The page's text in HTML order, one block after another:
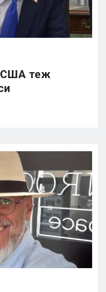
США теж